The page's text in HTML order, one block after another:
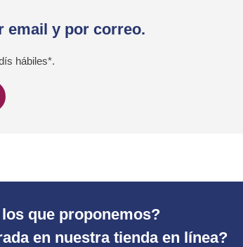
email y por correo.
hábiles*.
que proponemos?
en nuestra tienda en línea?